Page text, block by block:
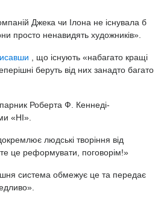
Джека чи Ілона не існувала б
просто ненавидять художників».
, що існують «набагато кращі
беруть від них занадто багато
Роберта Ф. Кеннеді-
«НІ».
людські творіння від
це реформувати, поговорім!»
система обмежує це та передає